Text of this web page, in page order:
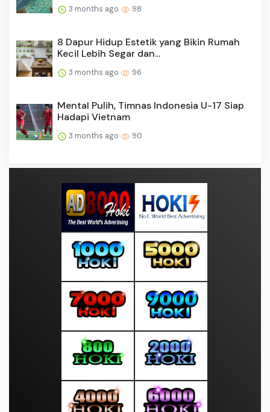
3 months ago 98
8 Dapur Hidup Estetik yang Bikin Rumah
Kecil Lebih Segar dan...
3 months ago 96
Mental Pulih, Timnas Indonesia U-17 Siap
Hadapi Vietnam
3 months ago 90